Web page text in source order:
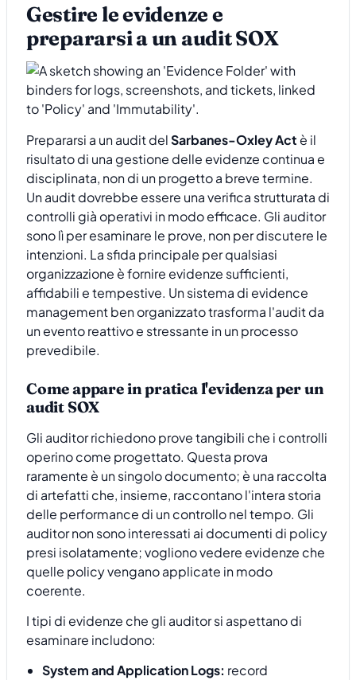
Gestire le evidenze e
prepararsi a un audit SOX
Prepararsi a un audit delSarbanes-Oxley Act è il
risultato di una gestione delle evidenze continua e
disciplinata, non di un progetto a breve termine.
Un audit dovrebbe essere una verifica strutturata di
controlli già operativi in modo efficace. Gli auditor
sono lì per esaminare le prove, non per discutere le
intenzioni. La sfida principale per qualsiasi
organizzazione è fornire evidenze sufficienti,
affidabili e tempestive. Un sistema di evidence
management ben organizzato trasforma l'audit da
un evento reattivo e stressante in un processo
prevedibile.
Come appare in pratica l'evidenza per un
audit SOX
Gli auditor richiedono prove tangibili che i controlli
operino come progettato. Questa prova
raramente è un singolo documento; è una raccolta
di artefatti che, insieme, raccontano l'intera storia
delle performance di un controllo nel tempo. Gli
auditor non sono interessati ai documenti di policy
presi isolatamente; vogliono vedere evidenze che
quelle policy vengano applicate in modo
coerente.
I tipi di evidenze che gli auditor si aspettano di
esaminare includono:
System and Application Logs: record